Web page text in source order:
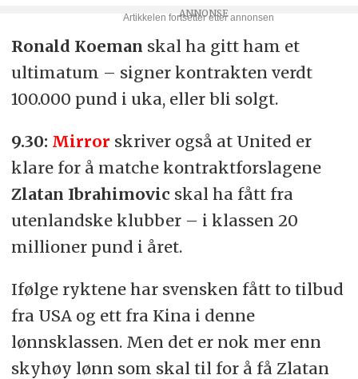
Ronald Koeman skal ha gitt ham et
ultimatum – signer kontrakten verdt
100.000 pund i uka, eller bli solgt.
9.30: Mirror skriver også at United er
klare for å matche kontraktforslagene
Zlatan Ibrahimovic skal ha fått fra
utenlandske klubber – i klassen 20
millioner pund i året.
Ifølge ryktene har svensken fått to tilbud
fra USA og ett fra Kina i denne
lønnsklassen. Men det er nok mer enn
skyhøy lønn som skal til for å få Zlatan